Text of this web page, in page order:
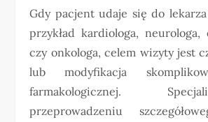
Gdy pacjent udaje się do
przykład kardiologa, neurologa,
czy onkologa, celem wizyty jest
lub modyfikacja
farmakologicznej.
przeprowadzeniu